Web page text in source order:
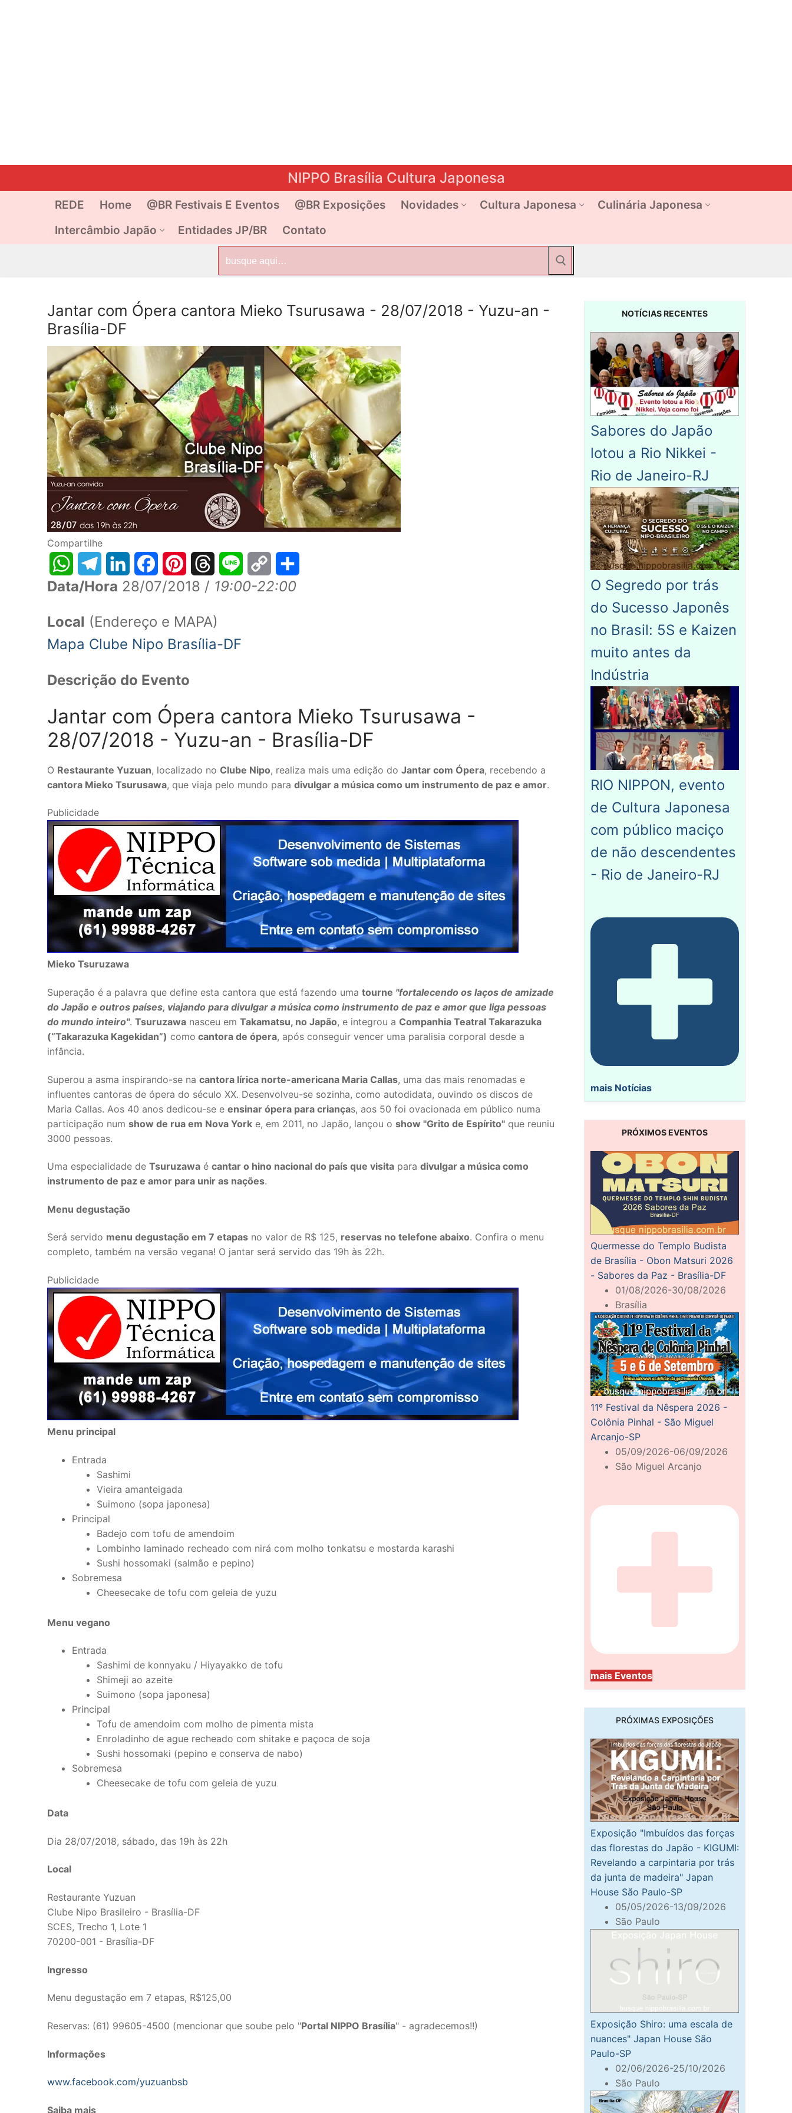
NIPPO Brasília Cultura Japonesa
REDE Home @BR Festivais E Eventos @BR Exposições Novidades Cultura Japonesa
Culinária Japonesa
Intercâmbio Japão
Entidades JP/BR Contato
por:
Jantar com Ópera cantora Mieko Tsurusawa - 28/07/2018 - Yuzu-an -
Brasília-DF
Compartilhe
WhatsAppTelegramLinkedInFacebookPinterestThreadsLine
Copy Share
Data/Hora 28/07/2018 / 19:00-22:00
Local (Endereço e MAPA)
Mapa Clube Nipo Brasília-DF
Descrição do Evento
Jantar com Ópera cantora Mieko Tsurusawa -
28/07/2018 - Yuzu-an - Brasília-DF
O Restaurante Yuzuan, localizado no Clube Nipo, realiza mais uma edição do Jantar com Ópera, recebendo a
cantora Mieko Tsurusawa, que viaja pelo mundo para divulgar a música como um instrumento de paz e amor.
Publicidade
Mieko Tsuruzawa
Superação é a palavra que define esta cantora que está fazendo uma tourne "fortalecendo os laços de amizade
do Japão e outros países, viajando para divulgar a música como instrumento de paz e amor que liga pessoas
do mundo inteiro". Tsuruzawa nasceu em Takamatsu, no Japão, e integrou a Companhia Teatral Takarazuka
(“Takarazuka Kagekidan”) como cantora de ópera, após conseguir vencer uma paralisia corporal desde a
infância.
Superou a asma inspirando-se na cantora lírica norte-americana Maria Callas, uma das mais renomadas e
influentes cantoras de ópera do século XX. Desenvolveu-se sozinha, como autodidata, ouvindo os discos de
Maria Callas. Aos 40 anos dedicou-se e ensinar ópera para crianças, aos 50 foi ovacionada em público numa
participação num show de rua em Nova York e, em 2011, no Japão, lançou o show "Grito de Espírito" que reuniu
3000 pessoas.
Uma especialidade de Tsuruzawa é cantar o hino nacional do país que visita para divulgar a música como
instrumento de paz e amor para unir as nações.
Menu degustação
Será servido menu degustação em 7 etapas no valor de R$ 125, reservas no telefone abaixo. Confira o menu
completo, também na versão vegana! O jantar será servido das 19h às 22h.
Publicidade
Menu principal
Entrada
Sashimi
Vieira amanteigada
Suimono (sopa japonesa)
Principal
Badejo com tofu de amendoim
Lombinho laminado recheado com nirá com molho tonkatsu e mostarda karashi
Sushi hossomaki (salmão e pepino)
Sobremesa
Cheesecake de tofu com geleia de yuzu
Menu vegano
Entrada
Sashimi de konnyaku / Hiyayakko de tofu
Shimeji ao azeite
Suimono (sopa japonesa)
Principal
Tofu de amendoim com molho de pimenta mista
Enroladinho de ague recheado com shitake e paçoca de soja
Sushi hossomaki (pepino e conserva de nabo)
Sobremesa
Cheesecake de tofu com geleia de yuzu
Data
Dia 28/07/2018, sábado, das 19h às 22h
Local
Restaurante Yuzuan
Clube Nipo Brasileiro - Brasília-DF
SCES, Trecho 1, Lote 1
70200-001 - Brasília-DF
Ingresso
Menu degustação em 7 etapas, R$125,00
Reservas: (61) 99605-4500 (mencionar que soube pelo "Portal NIPPO Brasília" - agradecemos!!)
Informações
www.facebook.com/yuzuanbsb
Saiba mais
NOTÍCIAS RECENTES
Sabores do Japão
lotou a Rio Nikkei -
Rio de Janeiro-RJ
O Segredo por trás
do Sucesso Japonês
no Brasil: 5S e Kaizen
muito antes da
Indústria
RIO NIPPON, evento
de Cultura Japonesa
com público maciço
de não descendentes
- Rio de Janeiro-RJ
mais Notícias
PRÓXIMOS EVENTOS
Quermesse do Templo Budista
de Brasília - Obon Matsuri 2026
- Sabores da Paz - Brasília-DF
01/08/2026-30/08/2026
Brasília
11º Festival da Nêspera 2026 -
Colônia Pinhal - São Miguel
Arcanjo-SP
05/09/2026-06/09/2026
São Miguel Arcanjo
mais Eventos
PRÓXIMAS EXPOSIÇÕES
Exposição "Imbuídos das forças
das florestas do Japão - KIGUMI:
Revelando a carpintaria por trás
da junta de madeira" Japan
House São Paulo-SP
05/05/2026-13/09/2026
São Paulo
Exposição Shiro: uma escala de
nuances" Japan House São
Paulo-SP
02/06/2026-25/10/2026
São Paulo